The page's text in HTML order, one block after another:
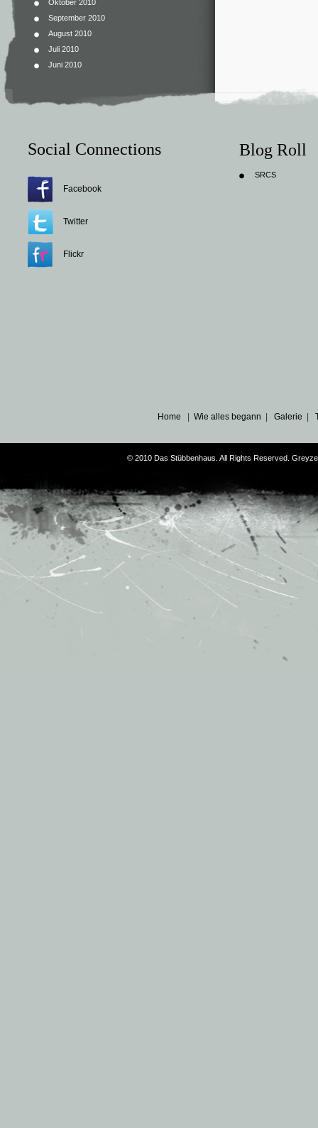
Oktober 2010
September 2010
August 2010
Juli 2010
Juni 2010
Social Connections
Facebook
Twitter
Flickr
Blog Roll
SRCS
Home |Wie alles begann |Galerie |
© 2010 Das Stübbenhaus. All Rights Reserved.